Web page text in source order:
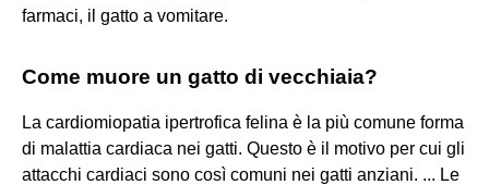
farmaci, il gatto a vomitare.
Come muore un gatto di vecchiaia?
La cardiomiopatia ipertrofica felina è la più comune forma
di malattia cardiaca nei gatti. Questo è il motivo per cui gli
attacchi cardiaci sono così comuni nei gatti anziani. ... Le